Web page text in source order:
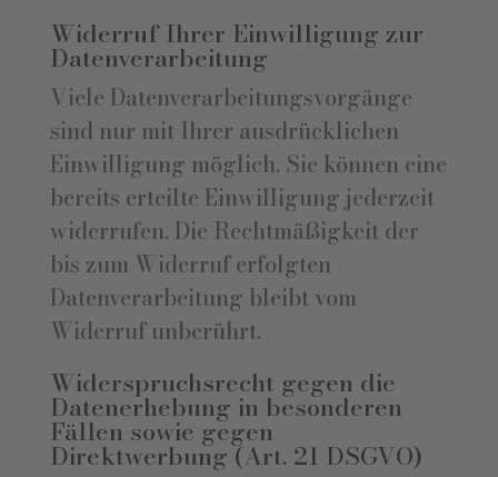
Widerruf Ihrer Einwilligung zur
Datenverarbeitung
Viele Datenverarbeitungsvorgänge
sind nur mit Ihrer ausdrücklichen
Einwilligung möglich. Sie können eine
bereits erteilte Einwilligung jederzeit
widerrufen. Die Rechtmäßigkeit der
bis zum Widerruf erfolgten
Datenverarbeitung bleibt vom
Widerruf unberührt.
Widerspruchsrecht gegen die
Datenerhebung in besonderen
Fällen sowie gegen
Direktwerbung (Art. 21 DSGVO)